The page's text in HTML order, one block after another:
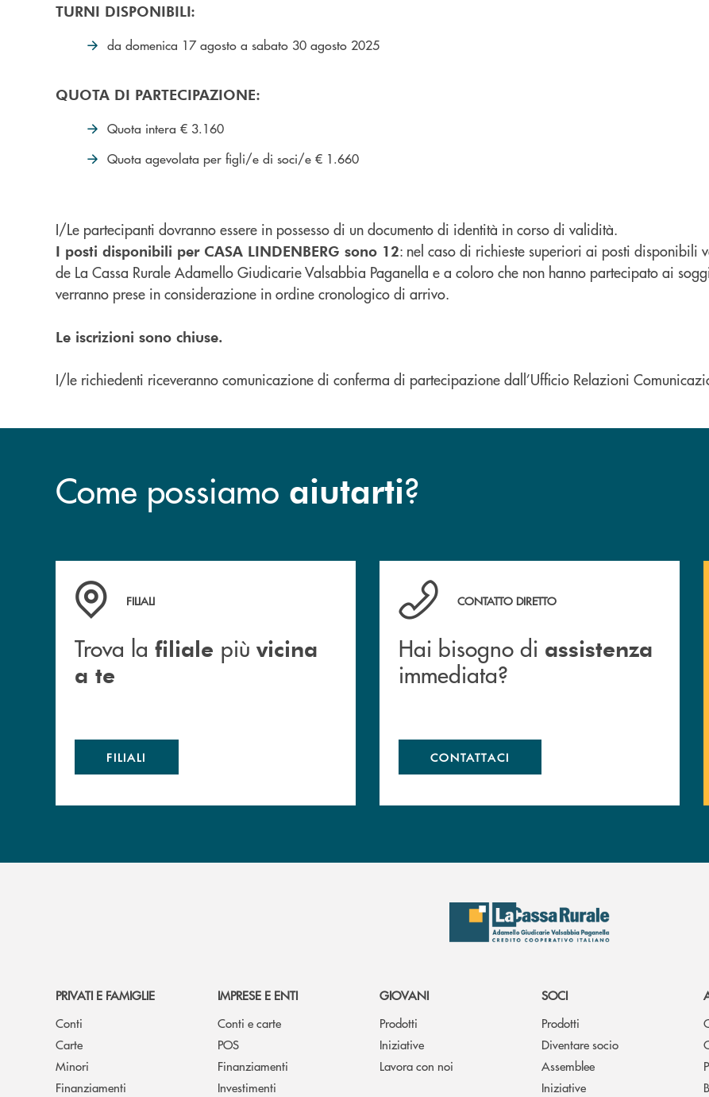
TURNI DISPONIBILI:
da domenica 17 agosto a sabato 30 agosto 2025
QUOTA DI PARTECIPAZIONE:
Quota intera € 3.160
Quota agevolata per figli/e di soci/e € 1.660
I/Le partecipanti dovranno essere in possesso di un documento di identità in corso di validità.
I posti disponibili per CASA LINDENBERG sono 12: nel caso di richieste superiori ai posti
de La Cassa Rurale Adamello Giudicarie Valsabbia Paganella e a coloro che non hanno partecipato ai
verranno prese in considerazione in ordine cronologico di arrivo.
Le iscrizioni sono chiuse.
I/le richiedenti riceveranno comunicazione di conferma di partecipazione dall’Ufficio Relazioni
Come possiamo aiutarti?
Trova la filiale più vicina a te
FILIALI
Trova la filiale più vicina
a te
FILIALI
Hai bisogno di assistenza immediata?
CONTATTO DIRETTO
Hai bisogno di assistenza
immediata?
CONTATTACI
PRIVATI E FAMIGLIE
Conti
Carte
Minori
Finanziamenti
IMPRESE E ENTI
Conti e carte
POS
Finanziamenti
Investimenti
GIOVANI
Prodotti
Iniziative
Lavora con noi
SOCI
Prodotti
Diventare socio
Assemblee
Iniziative